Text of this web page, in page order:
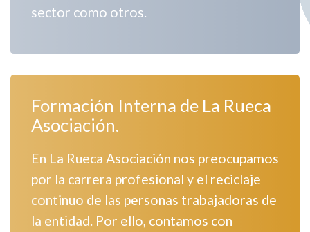
sector como otros.
Formación Interna de La Rueca
Asociación.
En La Rueca Asociación nos preocupamos
por la carrera profesional y el reciclaje
continuo de las personas trabajadoras de
la entidad. Por ello, contamos con